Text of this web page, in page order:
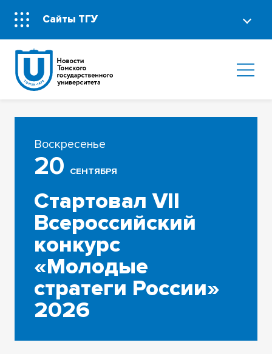
Сайты ТГУ
Воскресенье
20 СЕНТЯБРЯ
Стартовал VII
Всероссийский
конкурс
«Молодые
стратеги России»
2026